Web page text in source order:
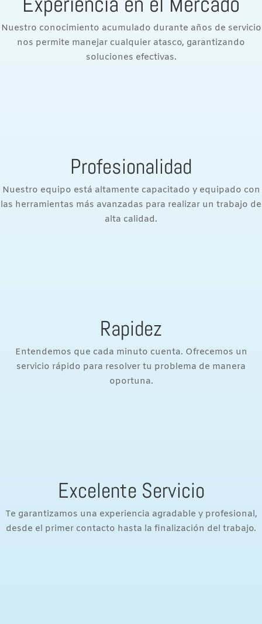
Nuestro conocimiento acumulado durante años de servicio
nos permite manejar cualquier atasco, garantizando
soluciones efectivas.
Profesionalidad
Nuestro equipo está altamente capacitado y equipado con
las herramientas más avanzadas para realizar un trabajo de
alta calidad.
Rapidez
Entendemos que cada minuto cuenta. Ofrecemos un
servicio rápido para resolver tu problema de manera
oportuna.
Excelente Servicio
Te garantizamos una experiencia agradable y profesional,
desde el primer contacto hasta la finalización del trabajo.